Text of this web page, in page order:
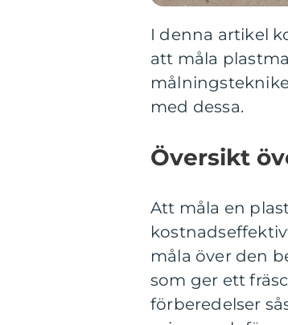
I denna artikel
att måla
med dessa.
Översikt
Att måla en
måla över den
som ger ett
förberedelser